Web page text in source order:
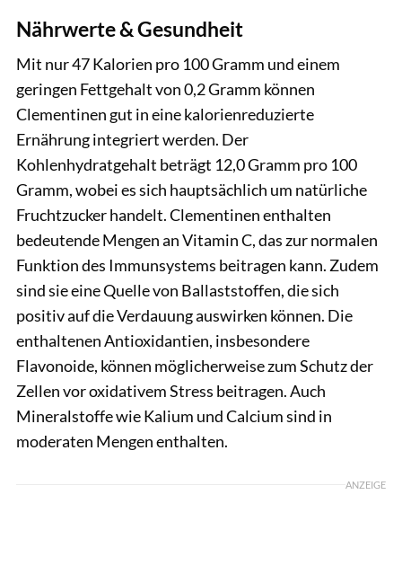
Nährwerte & Gesundheit
Mit nur 47 Kalorien pro 100 Gramm und einem
geringen Fettgehalt von 0,2 Gramm können
Clementinen gut in eine kalorienreduzierte
Ernährung integriert werden. Der
Kohlenhydratgehalt beträgt 12,0 Gramm pro 100
Gramm, wobei es sich hauptsächlich um natürliche
Fruchtzucker handelt. Clementinen enthalten
bedeutende Mengen an Vitamin C, das zur normalen
Funktion des Immunsystems beitragen kann. Zudem
sind sie eine Quelle von Ballaststoffen, die sich
positiv auf die Verdauung auswirken können. Die
enthaltenen Antioxidantien, insbesondere
Flavonoide, können möglicherweise zum Schutz der
Zellen vor oxidativem Stress beitragen. Auch
Mineralstoffe wie Kalium und Calcium sind in
moderaten Mengen enthalten.
ANZEIGE